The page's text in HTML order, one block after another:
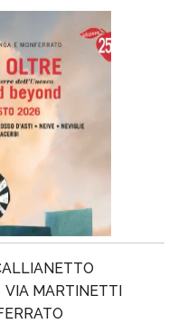
VIA MARTINETTI